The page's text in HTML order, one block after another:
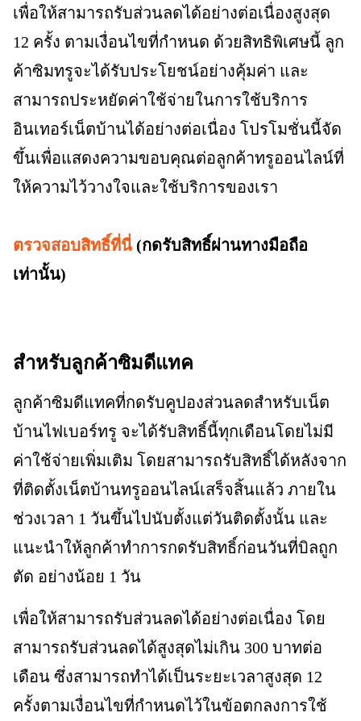
เพื่อให้สามารถรับส่วนลดได้อย่างต่อเนื่องสูงสุด
12 ครั้ง ตามเงื่อนไขที่กำหนด ด้วยสิทธิพิเศษนี้ ลูก
ค้าซิมทรูจะได้รับประโยชน์อย่างคุ้มค่า และ
สามารถประหยัดค่าใช้จ่ายในการใช้บริการ
อินเทอร์เน็ตบ้านได้อย่างต่อเนื่อง โปรโมชั่นนี้จัด
ขึ้นเพื่อแสดงความขอบคุณต่อลูกค้าทรูออนไลน์ที่
ให้ความไว้วางใจและใช้บริการของเรา
ตรวจสอบสิทธิ์ที่นี่ (กดรับสิทธิ์ผ่านทางมือถือ
เท่านั้น)
สำหรับลูกค้าซิมดีแทค
ลูกค้าซิมดีแทคที่กดรับคูปองส่วนลดสำหรับเน็ต
บ้านไฟเบอร์ทรู จะได้รับสิทธิ์นี้ทุกเดือนโดยไม่มี
ค่าใช้จ่ายเพิ่มเติม โดยสามารถรับสิทธิ์ได้หลังจาก
ที่ติดตั้งเน็ตบ้านทรูออนไลน์เสร็จสิ้นแล้ว ภายใน
ช่วงเวลา 1 วันขึ้นไปนับตั้งแต่วันติดตั้งนั้น และ
แนะนำให้ลูกค้าทำการกดรับสิทธิ์ก่อนวันที่บิลถูก
ตัด อย่างน้อย 1 วัน
เพื่อให้สามารถรับส่วนลดได้อย่างต่อเนื่อง โดย
สามารถรับส่วนลดได้สูงสุดไม่เกิน 300 บาทต่อ
เดือน ซึ่งสามารถทำได้เป็นระยะเวลาสูงสุด 12
ครั้งตามเงื่อนไขที่กำหนดไว้ในข้อตกลงการใช้